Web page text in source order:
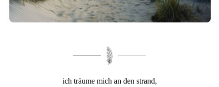
ich träume mich an den strand,